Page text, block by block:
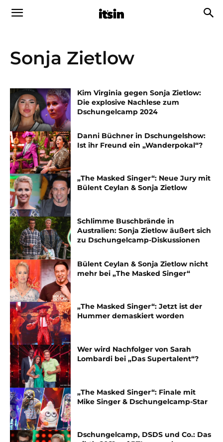
Sonja Zietlow
Kim Virginia gegen Sonja Zietlow:
Die explosive Nachlese zum
Dschungelcamp 2024
Danni Büchner in Dschungelshow:
Ist ihr Freund ein „Wanderpokal“?
„The Masked Singer“: Neue Jury mit
Bülent Ceylan & Sonja Zietlow
Schlimme Buschbrände in
Australien: Sonja Zietlow äußert sich
zu Dschungelcamp-Diskussionen
Bülent Ceylan & Sonja Zietlow nicht
mehr bei „The Masked Singer“
„The Masked Singer“: Jetzt ist der
Hummer demaskiert worden
Wer wird Nachfolger von Sarah
Lombardi bei „Das Supertalent“?
„The Masked Singer“: Finale mit
Mike Singer & Dschungelcamp-Star
Dschungelcamp, DSDS und Co.: Das